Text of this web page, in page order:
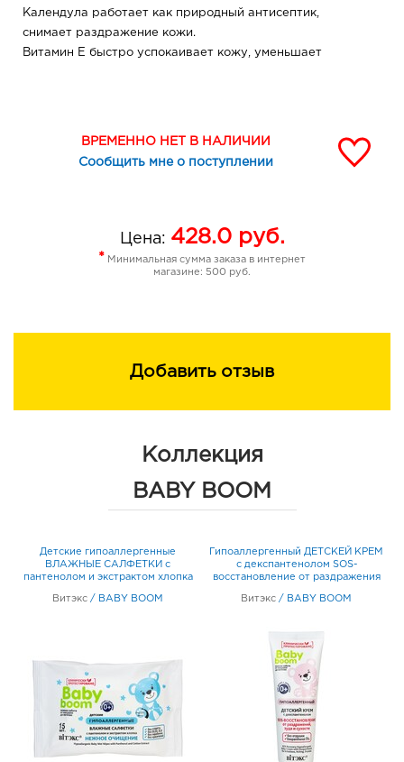
Календула работает как природный антисептик,
снимает раздражение кожи.
Витамин Е быстро успокаивает кожу, уменьшает
кожу нежной и шелковистой, как у младенца, нанесите
ВРЕМЕННО НЕТ В НАЛИЧИИ
Сообщить мне о поступлении
Цена: 428.0руб.
* Минимальная сумма заказа в интернет
магазине: 500 руб.
Добавить отзыв
Коллекция
BABY BOOM
Детские гипоаллергенные
ВЛАЖНЫЕ САЛФЕТКИ с
пантенолом и экстрактом хлопка
Витэкс / BABY BOOM
Гипоаллергенный ДЕТСКЕЙ КРЕМ
с декспантенолом SOS-
восстановление от раздражения
Витэкс / BABY BOOM